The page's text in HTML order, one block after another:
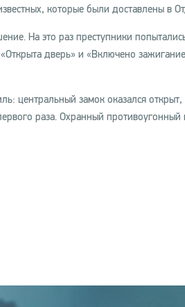
которые были доставлены в
На это раз преступники
дверь» и «Включено
центральный замок оказался
раза. Охранный